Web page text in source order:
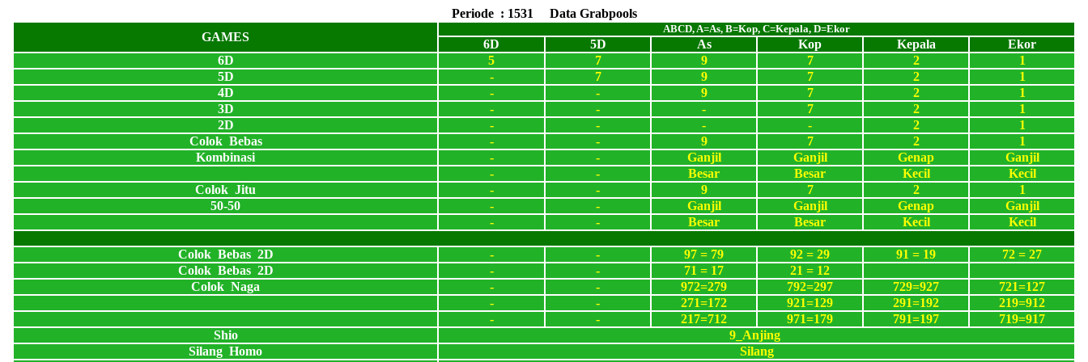
Periode : 1531 Data Grabpools
GAMES
ABCD, A=As, B=Kop, C=Kepala, D=Ekor
6D 5D As Kop Kepala
Ekor
6D
5 7 9 7 2
1
5D
- 7 9 7 2
1
4D
- - 9 7 2
1
3D
- - - 7 2
1
2D
- - - - 2
1
Colok Bebas
- - 9 7 2
1
Kombinasi
- - Ganjil Ganjil Genap
Ganjil
-
- Besar Besar Kecil
Kecil
Colok Jitu
- - 9 7 2
1
50-50
- - Ganjil Ganjil Genap
Ganjil
-
- Besar Besar Kecil Kecil
Colok Bebas 2D - - 97 = 79 92 = 29 91 = 19
72 = 27
Colok Bebas 2D
- - 71 = 17
21 = 12
Colok Naga
- - 972=279 792=297 729=927
721=127
-
- 271=172 921=129 291=192
219=912
-
- 217=712 971=179 791=197
719=917
Shio
9_Anjing
Silang Homo
Silang